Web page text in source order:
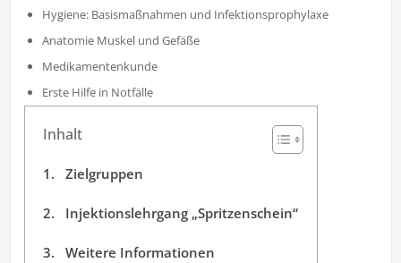
Hygiene: Basismaßnahmen und Infektionsprophylaxe
Anatomie Muskel und Gefäße
Medikamentenkunde
Erste Hilfe in Notfälle
Inhalt
Zielgruppen
Injektionslehrgang „Spritzenschein“
Weitere Informationen